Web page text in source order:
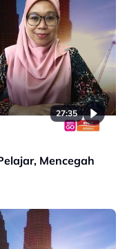
27:35
Mencegah